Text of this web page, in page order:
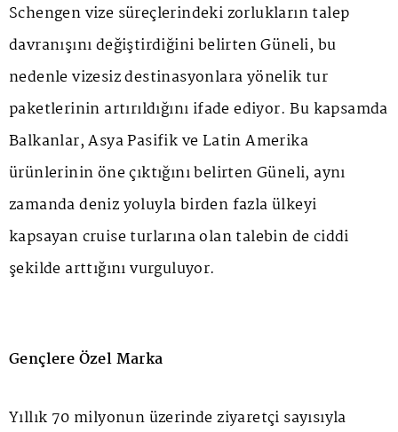
Schengen vize süreçlerindeki zorlukların talep
davranışını değiştirdiğini belirten Güneli, bu
nedenle vizesiz destinasyonlara yönelik tur
paketlerinin artırıldığını ifade ediyor. Bu kapsamda
Balkanlar, Asya Pasifik ve Latin Amerika
ürünlerinin öne çıktığını belirten Güneli, aynı
zamanda deniz yoluyla birden fazla ülkeyi
kapsayan cruise turlarına olan talebin de ciddi
şekilde arttığını vurguluyor.
Gençlere Özel Marka
Yıllık 70 milyonun üzerinde ziyaretçi sayısıyla